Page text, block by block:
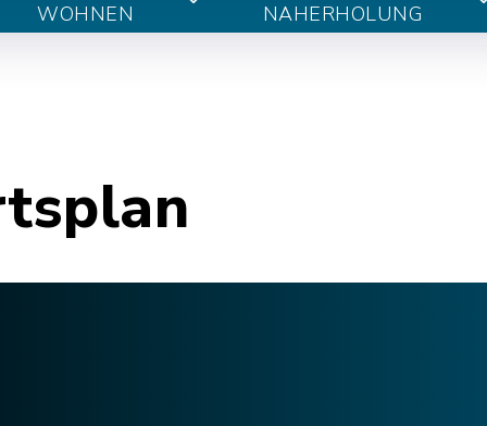
WOHNEN
NAHERHOLUNG